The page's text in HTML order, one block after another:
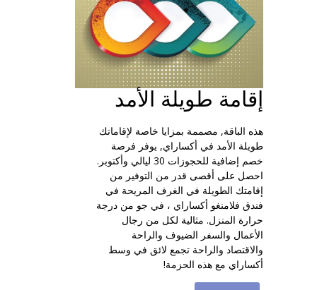
إقامة طويلة الأمد
هذه الباقة, مصممة بمزايا خاصة لإقاماتك
طويلة الأمد في أكساراي, يوفر فرصة
خصم إضافية للحجوزات 30 ليالي وأكتوبر.
احصل على أقصى قدر من التوفير من
إقامتك الطويلة في الغرف المريحة في
فندق فلامنغو أكساراي ، في جو من درجة
حرارة المنزل. مثالية لكل من رجال
الأعمال والسفر الضيوف والراحة
والاقتصاد والراحة تجمع لائق في وسط
أكساراي مع هذه الحزمة!